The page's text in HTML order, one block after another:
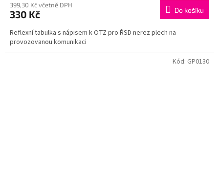
399,30 Kč včetně DPH
330 Kč Do košíku
Reflexní tabulka s nápisem k OTZ pro ŘSD nerez plech na
provozovanou komunikaci
Kód: GP0130